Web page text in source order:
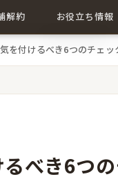
解約
解約について詳しく
お役立ち情報
店舗に関する
を付けるべき6つのチェッ
べき6つ